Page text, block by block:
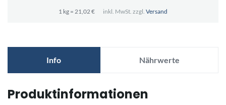
1 kg = 21,02 € inkl. MwSt. zzgl. Versand
Info Nährwerte
Produktinformationen